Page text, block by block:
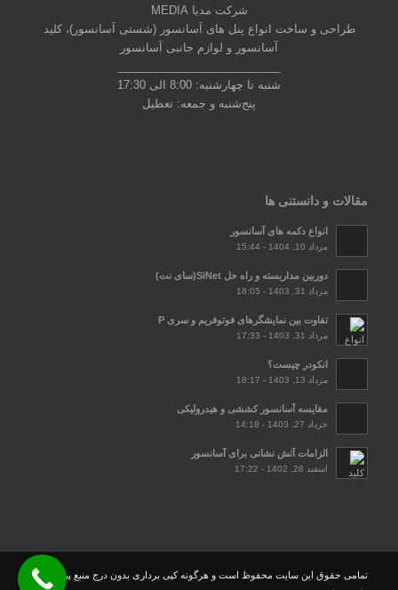
شرکت مدیا MEDIA
طراحی و ساخت انواع پنل های آسانسور (شستی آسانسور)، کلید
آسانسور و لوازم جانبی آسانسور
شنبه تا چهارشنبه: 8:00 الی 17:30
پنج‌شنبه و جمعه: تعطیل
مقالات و دانستنی ها
انواع دکمه های آسانسور
مرداد 10, 1404 - 15:44
دوربین مداربسته و راه حل SiNet(سای نت)
مرداد 31, 1403 - 18:05
تفاوت بین نمایشگرهای فوتوفریم و سری P
مرداد 31, 1403 - 17:33
انکودر چیست؟
مرداد 13, 1403 - 18:17
مقایسه آسانسور کششی و هیدرولیکی
خرداد 27, 1403 - 14:18
الزامات آتش نشانی برای آسانسور
اسفند 28, 1402 - 17:22
تمامی حقوق این سایت محفوظ است و هرگونه کپی برداری بدون درج منبع پیگرد